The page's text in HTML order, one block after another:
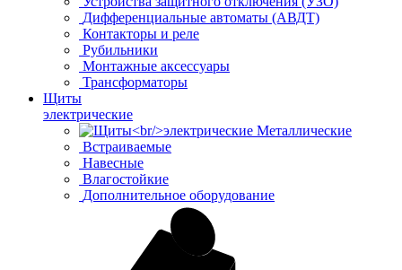
Дифференциальные автоматы (АВДТ)
Контакторы и реле
Рубильники
Монтажные аксессуары
Трансформаторы
Щиты
электрические
Металлические
Встраиваемые
Навесные
Влагостойкие
Дополнительное оборудование